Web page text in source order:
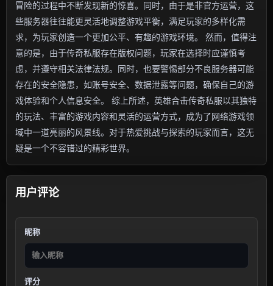
冒险的过程中不断发现新的惊喜。同时，由于是非官方运营，这
些服务器往往能更灵活地调整游戏平衡，满足玩家的多样化需
求，为玩家创造一个更加公平、有趣的游戏环境。 然而，值得注
意的是，由于传奇私服存在版权问题，玩家在选择时应谨慎考
虑，并遵守相关法律法规。同时，也要警惕部分不良服务器可能
存在的安全隐患，如账号安全、数据泄露等问题，确保自己的游
戏体验和个人信息安全。 综上所述，英雄合击传奇私服以其独特
的玩法、丰富的游戏内容和灵活的运营方式，成为了网络游戏领
域中一道亮丽的风景线。对于热爱挑战与探索的玩家而言，这无
疑是一个不容错过的精彩世界。
用户评论
昵称
评分